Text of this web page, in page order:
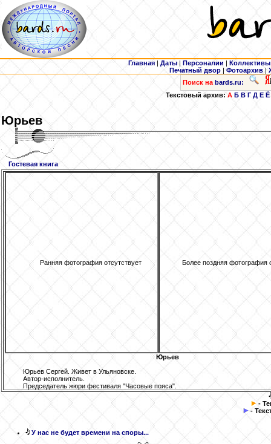
Главная | Даты | Персоналии | Коллективы
Печатный двор |Фотоархив |
Поиск на bards.ru:
Текстовый архив:А Б В Г Д Е Ё
Юрьев
Гостевая книга
Ранняя фотография отсутствует Более поздняя фотография
Юрьев
Юрьев Сергей. Живет в Ульяновске.
Автор-исполнитель.
Председатель жюри фестиваля "Часовые пояса".
-
-
У нас не будет времени на споры...